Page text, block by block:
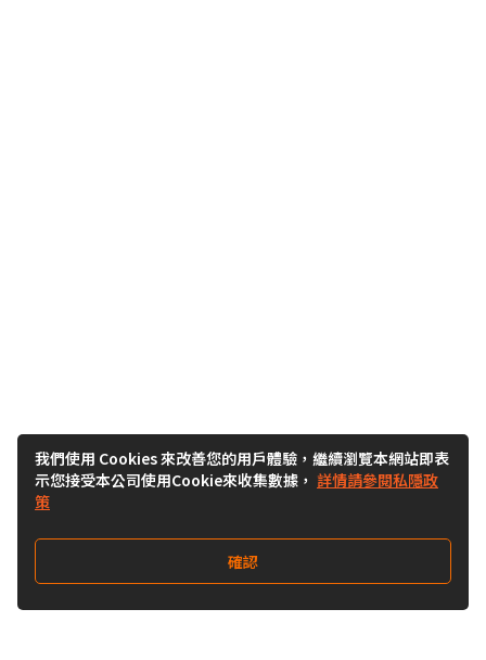
我們使用 Cookies 來改善您的用戶體驗，繼續瀏覽本網站即表
示您接受本公司使用Cookie來收集數據， 詳情請參閱私隱政
策
確認